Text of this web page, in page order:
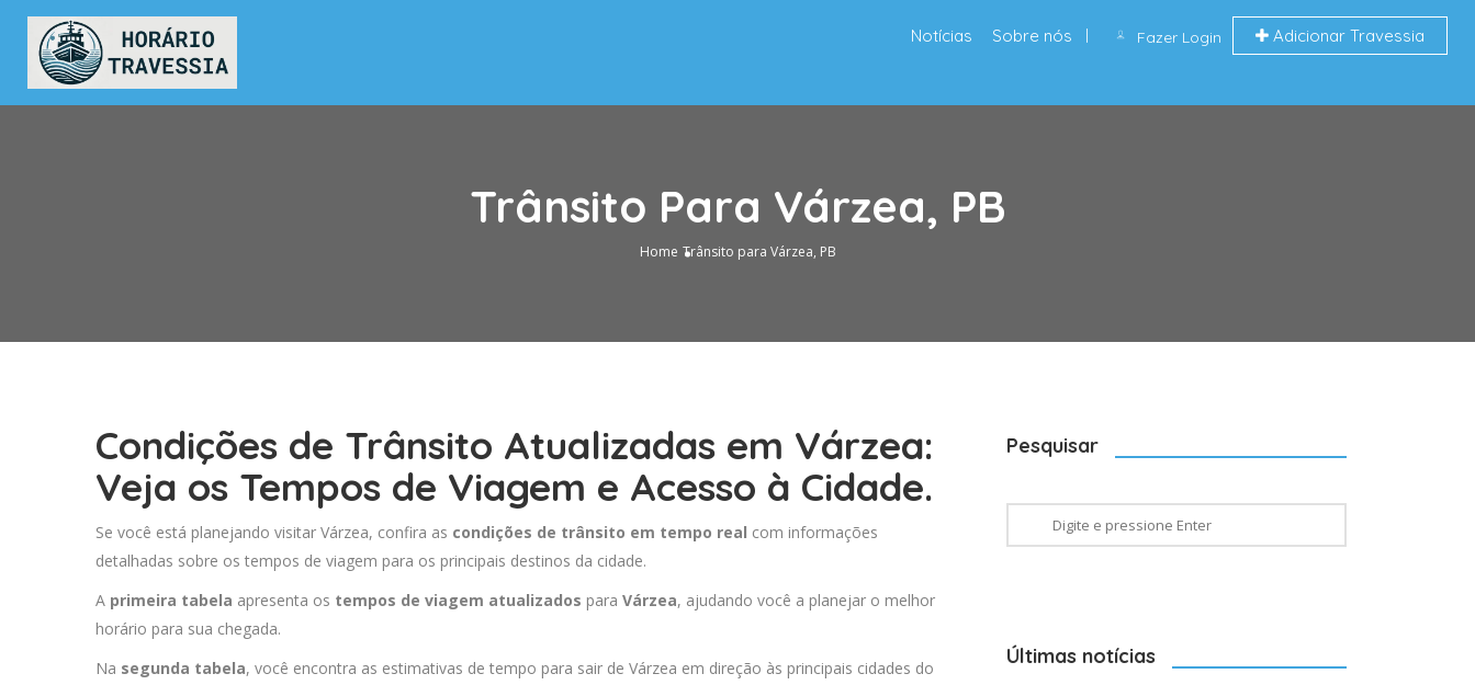
Fazer Login Adicionar Travessia
Notícias Sobre nós
Trânsito Para Várzea, PB
Home Trânsito para Várzea, PB
Condições de Trânsito Atualizadas em Várzea:
Veja os Tempos de Viagem e Acesso à Cidade.
Se você está planejando visitar Várzea, confira as condições de trânsito em tempo real com informações
detalhadas sobre os tempos de viagem para os principais destinos da cidade.
A primeira tabela apresenta os tempos de viagem atualizados para Várzea, ajudando você a planejar o melhor
horário para sua chegada.
Na segunda tabela, você encontra as estimativas de tempo para sair de Várzea em direção às principais cidades do
Pesquisar
Últimas notícias